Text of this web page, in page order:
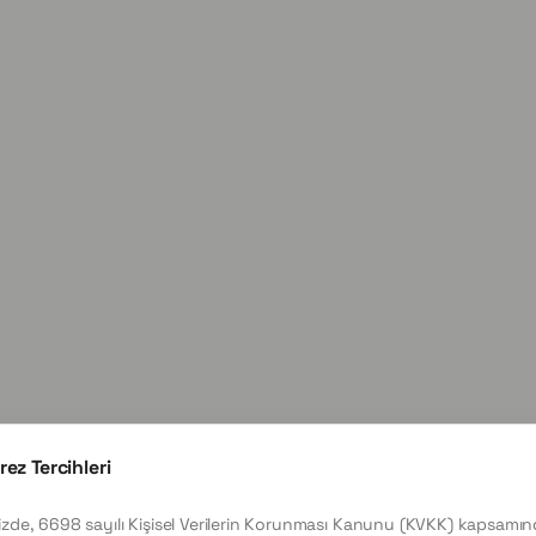
Tercihleri
6698 sayılı Kişisel Verilerin Korunması Kanunu (KVKK)